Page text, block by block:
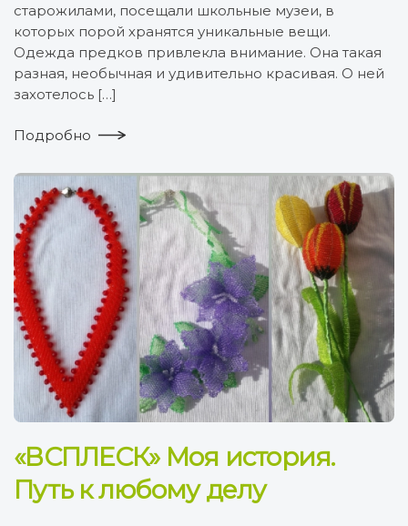
старожилами, посещали школьные музеи, в
которых порой хранятся уникальные вещи.
Одежда предков привлекла внимание. Она такая
разная, необычная и удивительно красивая. О ней
захотелось […]
Подробно
«ВСПЛЕСК» Моя история.
Путь к любому делу